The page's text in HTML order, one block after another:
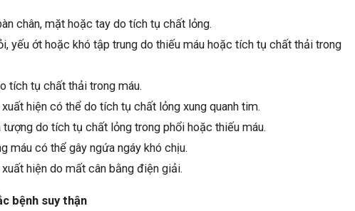
chân, mặt hoặc tay do tích tụ chất lỏng.
yếu ớt hoặc khó tập trung do thiếu máu hoặc tích tụ chất thải trong
tích tụ chất thải trong máu.
hiện có thể do tích tụ chất lỏng xung quanh tim.
do tích tụ chất lỏng trong phổi hoặc thiếu máu.
máu có thể gây ngứa ngáy khó chịu.
hiện do mất cân bằng điện giải.
bệnh suy thận